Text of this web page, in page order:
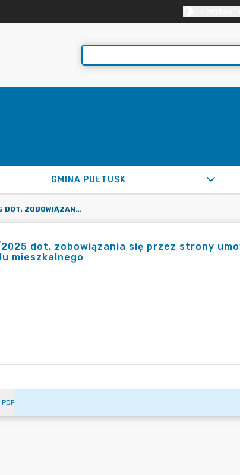
GMINA PUŁTUSK
UMOWA NR 804/2025 DOT. ZOBOWIĄZANIA SIĘ PRZEZ STRONY UMOWY DO ZAWARCIA UMOWY KUPNA-SPRZEDAŻY LOKALU MIESZKALNEGO
dot. zobowiązania się przez strony
mieszkalnego
PDF